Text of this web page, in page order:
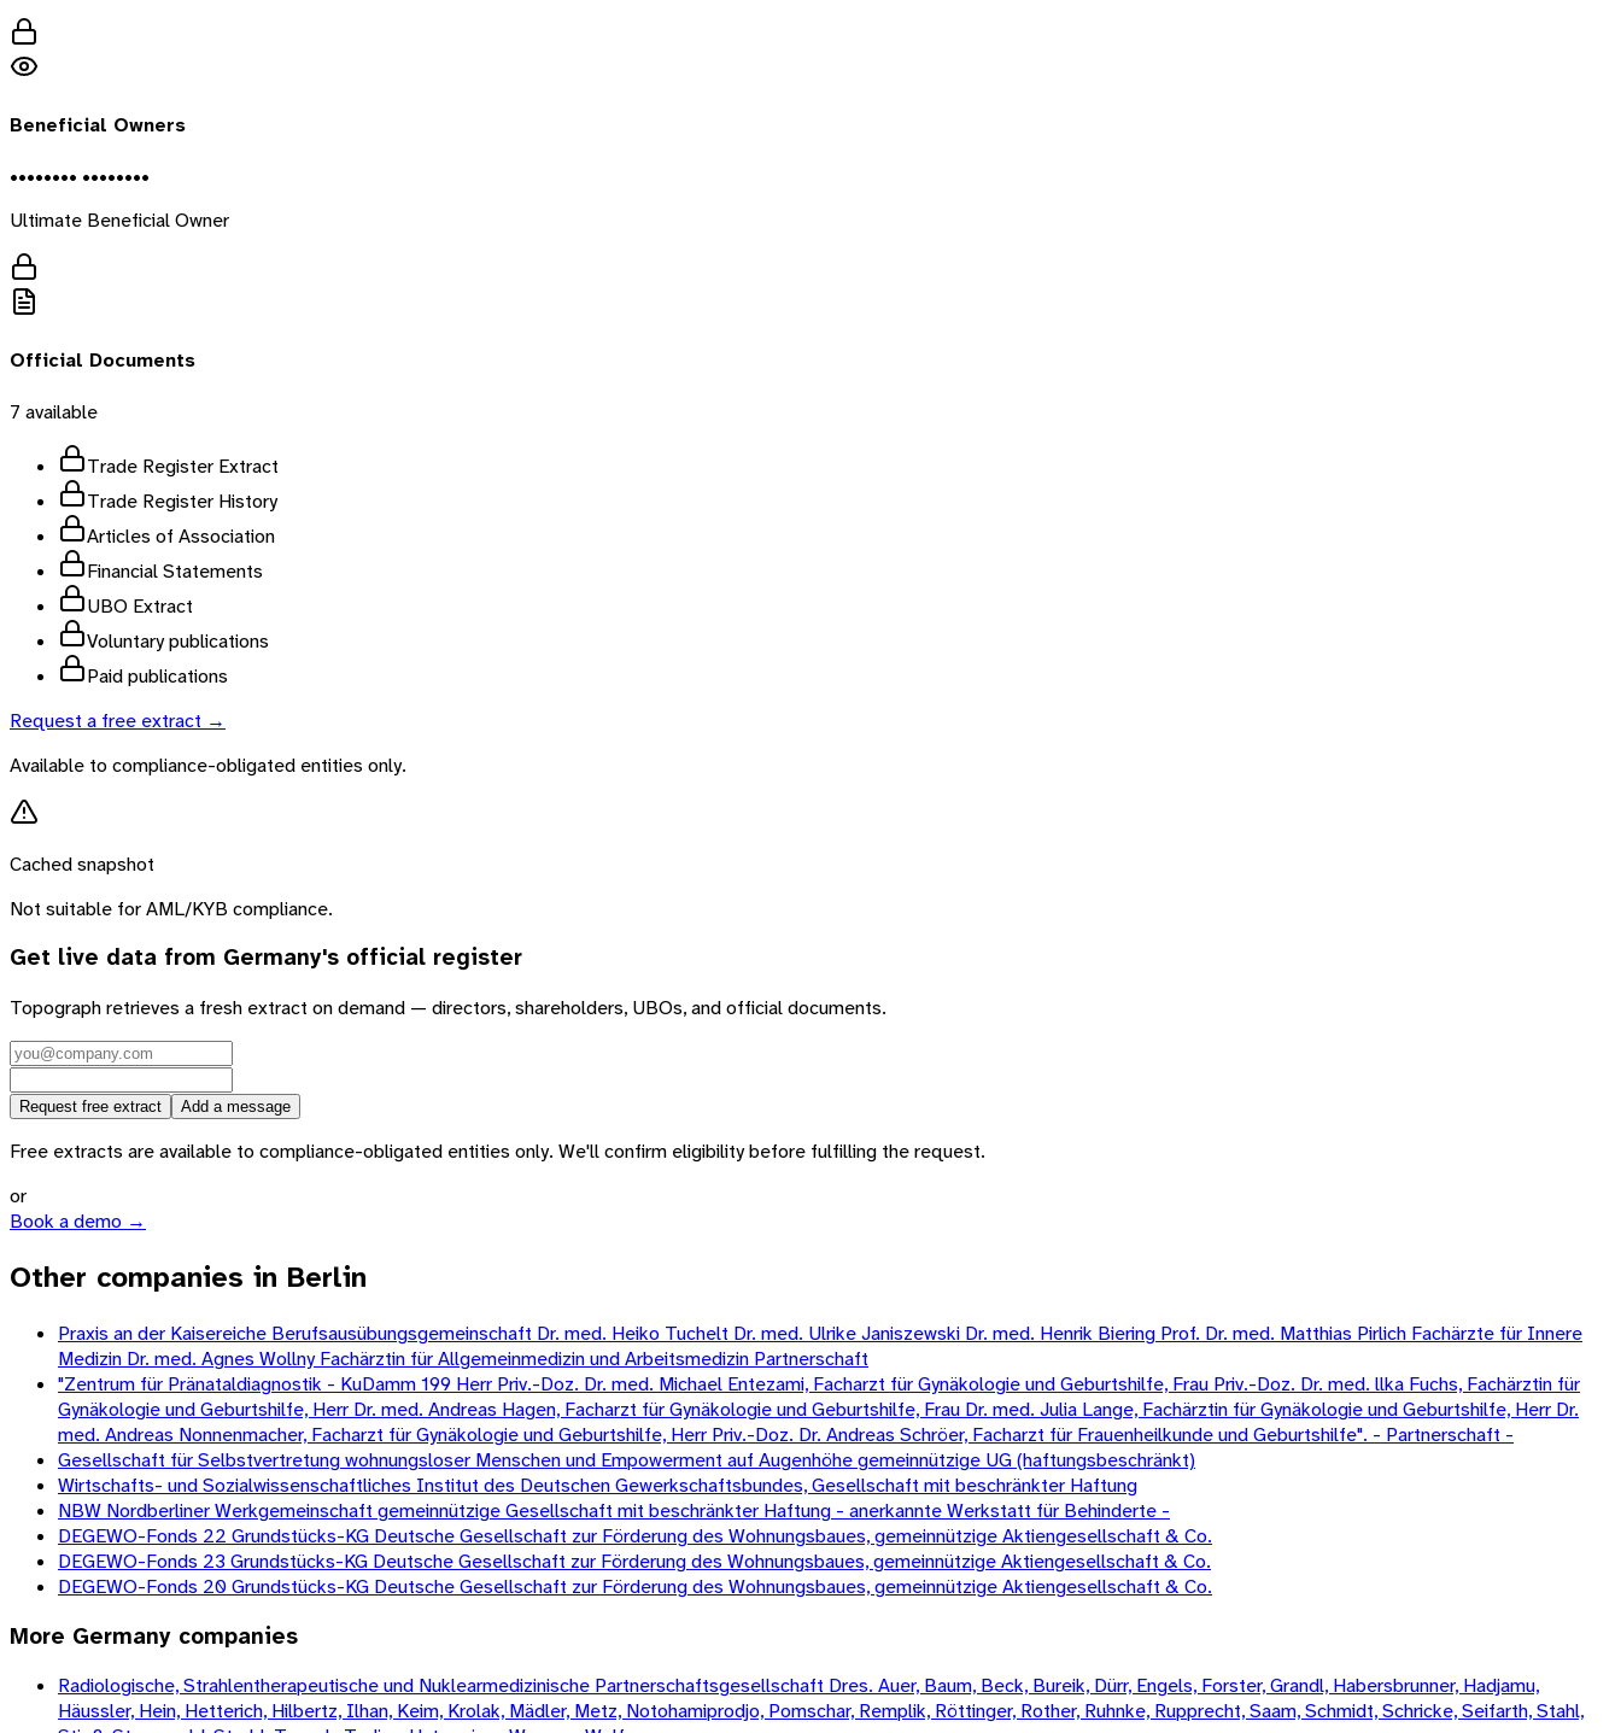
Beneficial Owners
•••••••• ••••••••
Ultimate Beneficial Owner
Official Documents
7 available
Trade Register Extract
Trade Register History
Articles of Association
Financial Statements
UBO Extract
Voluntary publications
Paid publications
Request a free extract →
Available to compliance-obligated entities only.
Cached snapshot
Not suitable for AML/KYB compliance.
Get live data from Germany's official register
Topograph retrieves a fresh extract on demand — directors, shareholders, UBOs, and official documents.
Request free extract Add a message
Free extracts are available to compliance-obligated entities only. We'll confirm eligibility before fulfilling the request.
or
Book a demo →
Other companies in Berlin
Praxis an der Kaisereiche Berufsausübungsgemeinschaft Dr. med. Heiko Tuchelt Dr. med. Ulrike Janiszewski Dr. med. Henrik Biering Prof. Dr. med. Matthias Pirlich Fachärzte für Innere
Medizin Dr. med. Agnes Wollny Fachärztin für Allgemeinmedizin und Arbeitsmedizin Partnerschaft
"Zentrum für Pränataldiagnostik - KuDamm 199 Herr Priv.-Doz. Dr. med. Michael Entezami, Facharzt für Gynäkologie und Geburtshilfe, Frau Priv.-Doz. Dr. med. llka Fuchs, Fachärztin für
Gynäkologie und Geburtshilfe, Herr Dr. med. Andreas Hagen, Facharzt für Gynäkologie und Geburtshilfe, Frau Dr. med. Julia Lange, Fachärztin für Gynäkologie und Geburtshilfe, Herr Dr.
med. Andreas Nonnenmacher, Facharzt für Gynäkologie und Geburtshilfe, Herr Priv.-Doz. Dr. Andreas Schröer, Facharzt für Frauenheilkunde und Geburtshilfe". - Partnerschaft -
Gesellschaft für Selbstvertretung wohnungsloser Menschen und Empowerment auf Augenhöhe gemeinnützige UG (haftungsbeschränkt)
Wirtschafts- und Sozialwissenschaftliches Institut des Deutschen Gewerkschaftsbundes, Gesellschaft mit beschränkter Haftung
NBW Nordberliner Werkgemeinschaft gemeinnützige Gesellschaft mit beschränkter Haftung - anerkannte Werkstatt für Behinderte -
DEGEWO-Fonds 22 Grundstücks-KG Deutsche Gesellschaft zur Förderung des Wohnungsbaues, gemeinnützige Aktiengesellschaft & Co.
DEGEWO-Fonds 23 Grundstücks-KG Deutsche Gesellschaft zur Förderung des Wohnungsbaues, gemeinnützige Aktiengesellschaft & Co.
DEGEWO-Fonds 20 Grundstücks-KG Deutsche Gesellschaft zur Förderung des Wohnungsbaues, gemeinnützige Aktiengesellschaft & Co.
More Germany companies
Radiologische, Strahlentherapeutische und Nuklearmedizinische Partnerschaftsgesellschaft Dres. Auer, Baum, Beck, Bureik, Dürr, Engels, Forster, Grandl, Habersbrunner, Hadjamu,
Häussler, Hein, Hetterich, Hilbertz, Ilhan, Keim, Krolak, Mädler, Metz, Notohamiprodjo, Pomschar, Remplik, Röttinger, Rother, Ruhnke, Rupprecht, Saam, Schmidt, Schricke, Seifarth, Stahl,